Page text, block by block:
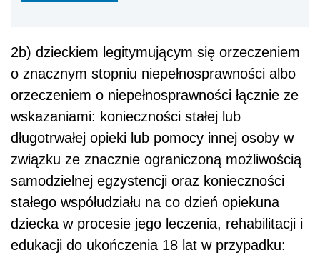
2b) dzieckiem legitymującym się orzeczeniem
o znacznym stopniu niepełnosprawności albo
orzeczeniem o niepełnosprawności łącznie ze
wskazaniami: konieczności stałej lub
długotrwałej opieki lub pomocy innej osoby w
związku ze znacznie ograniczoną możliwością
samodzielnej egzystencji oraz konieczności
stałego współudziału na co dzień opiekuna
dziecka w procesie jego leczenia, rehabilitacji i
edukacji do ukończenia 18 lat w przypadku: